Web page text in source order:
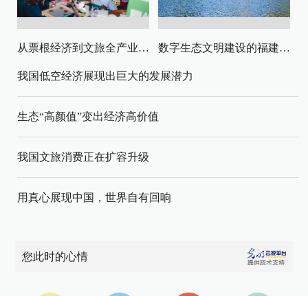
从票根经济到文旅全产业链升级 数字生态文明建设的福建路径与启示
我国低空经济展现出巨大的发展潜力
生态“高颜值”变出经济高价值
我国文旅消费正在扩容升级
用真心展现中国，世界自有回响
您此时的心情